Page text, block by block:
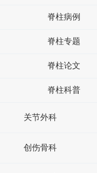
脊柱病例
脊柱专题
脊柱论文
脊柱科普
关节外科
创伤骨科